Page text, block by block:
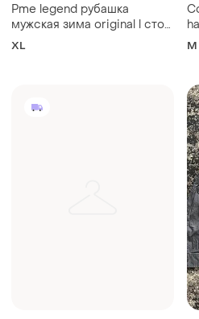
Pme legend рубашка
мужская зима original l сток
k57-52
XL M